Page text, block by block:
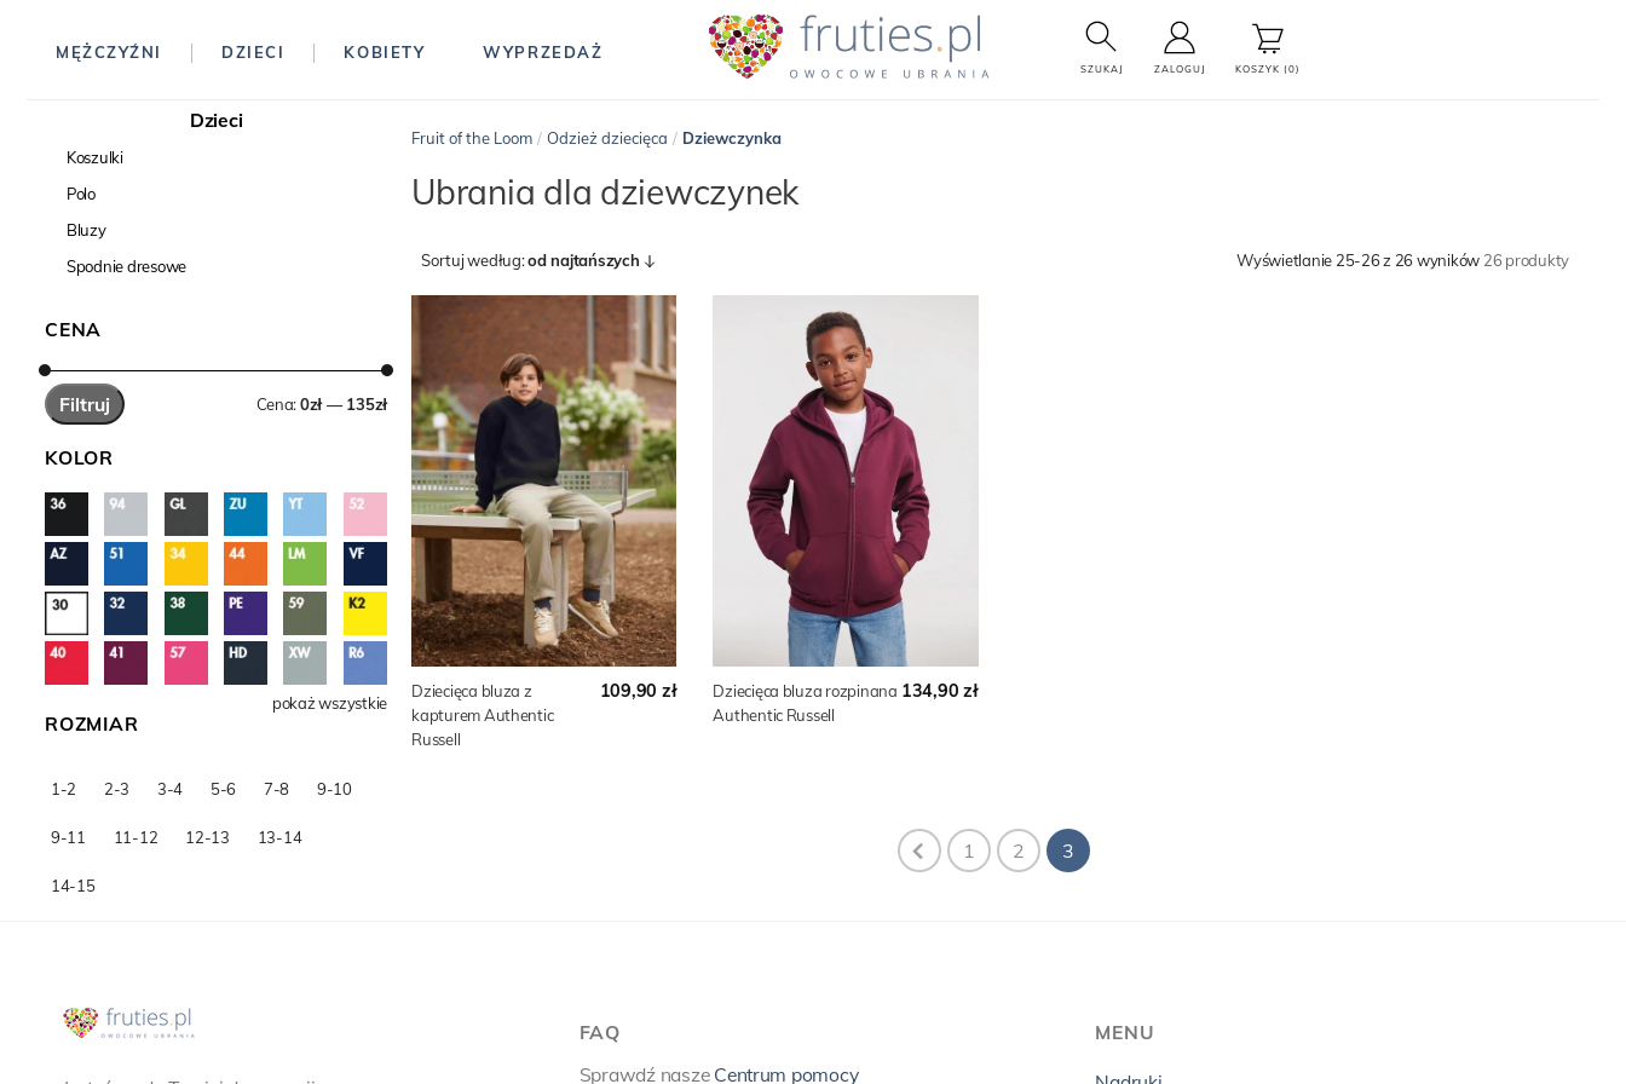
MĘŻCZYŹNI DZIECI KOBIETY WYPRZEDAŻ
SZUKAJ ZALOGUJ KOSZYK (0)
Dzieci
Koszulki
Polo
Bluzy
Spodnie dresowe
CENA
Filtruj Cena:0zł — 135zł
KOLOR
pokaż wszystkie
ROZMIAR
1-2 2-3 3-4 5-6 7-8 9-10
9-11 11-12 12-13 13-14
14-15
Fruit of the Loom / Odzież dziecięca / Dziewczynka
Ubrania dla dziewczynek
Sortuj według:od najtańszych Wyświetlanie 25-26 z 26 wyników 26 produkty
Dziecięca bluza z
kapturem Authentic
Russell
109,90 zł
Dziecięca bluza rozpinana
Authentic Russell
134,90 zł
1 2 3
FAQ
Sprawdź nasze Centrum pomocy
MENU